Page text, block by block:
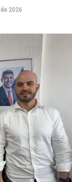
2026